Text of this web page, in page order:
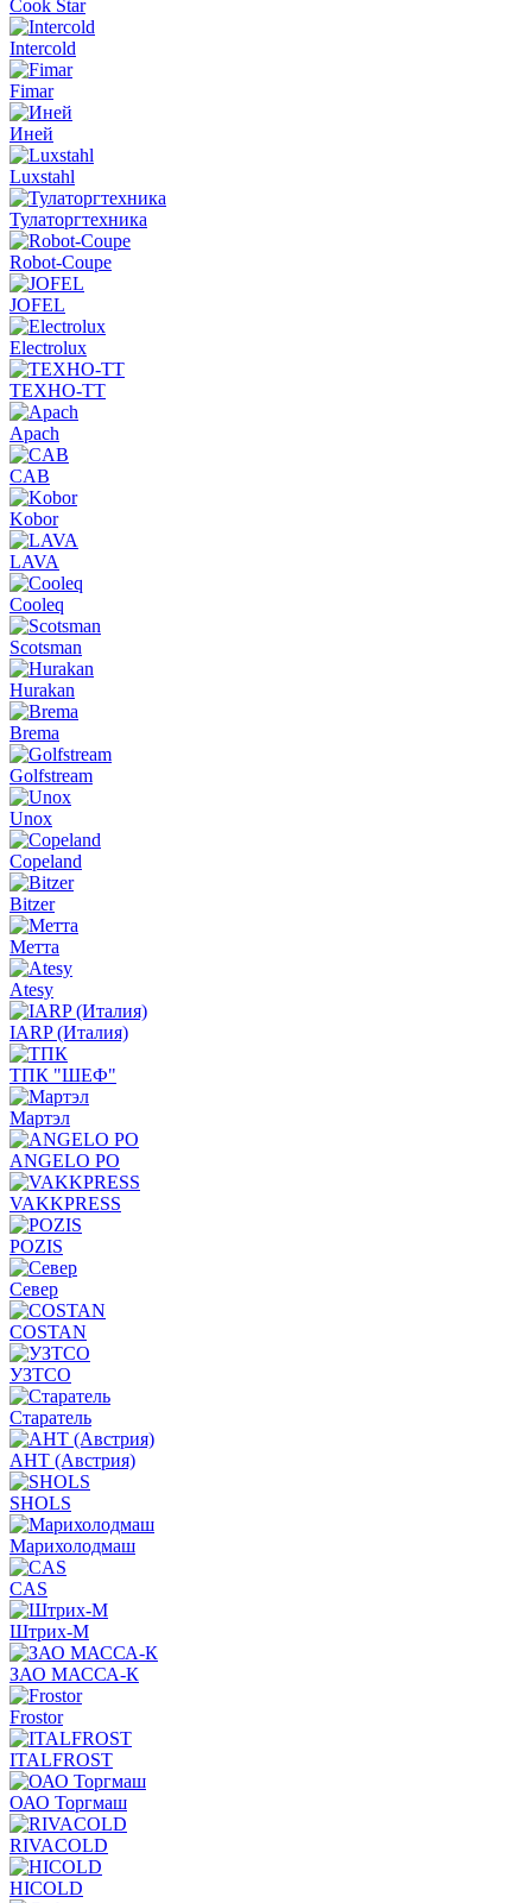
Cook Star
Intercold
Fimar
Иней
Luxstahl
Тулаторгтехника
Robot-Coupe
JOFEL
Electrolux
ТЕХНО-ТТ
Apach
CAB
Kobor
LAVA
Cooleq
Scotsman
Hurakan
Brema
Golfstream
Unox
Copeland
Bitzer
Метта
Atesy
IARP (Италия)
ТПК "ШЕФ"
Мартэл
ANGELO PO
VAKKPRESS
POZIS
Север
COSTAN
УЗТСО
Старатель
АНТ (Австрия)
SHOLS
Марихолодмаш
CAS
Штрих-М
ЗАО МАССА-К
Frostor
ITALFROST
ОАО Торгмаш
RIVACOLD
HICOLD